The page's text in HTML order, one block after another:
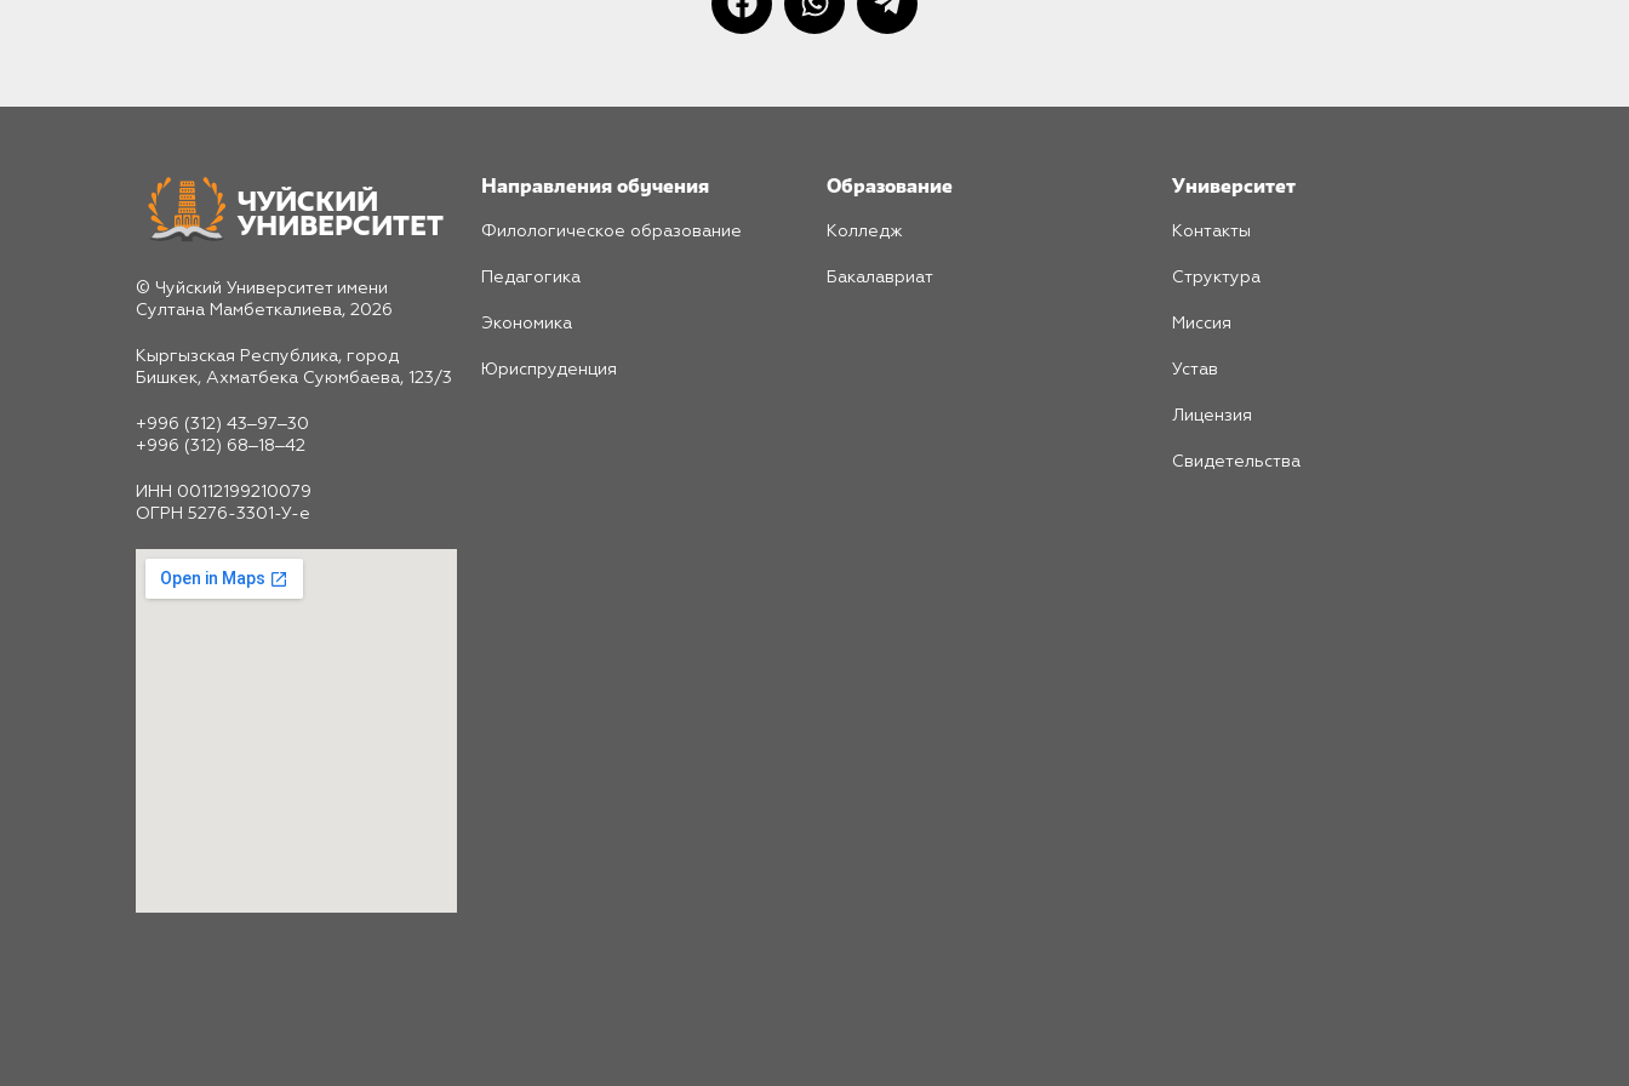
ЧУЙСКИЙ
УНИВЕРСИТЕТ
© Чуйский Университет имени
Султана Мамбеткалиева, 2026
Кыргызская Республика, город
Бишкек, Ахматбека Суюмбаева, 123/3
+996 (312) 43‒97‒30
+996 (312) 68‒18‒42
ИНН 00112199210079
ОГРН 5276-3301-У-е
Направления обучения
Филологическое образование
Педагогика
Экономика
Юриспруденция
Образование
Колледж
Бакалавриат
Университет
Контакты
Структура
Миссия
Устав
Лицензия
Свидетельства